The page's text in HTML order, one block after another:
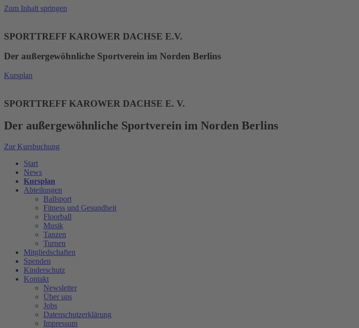
Zum Inhalt springen
SPORTTREFF KAROWER DACHSE E.V.
Der außergewöhnliche Sportverein im Norden Berlins
Kursplan
SPORTTREFF KAROWER DACHSE E. V.
Der außergewöhnliche Sportverein im Norden Berlins
Zur Kursbuchung
Start
News
Kursplan
Abteilungen
Ballsport
Fitness und Gesundheit
Floorball
Musik
Tanzen
Turnen
Mitgliedschaften
Spenden
Kinderschutz
Kontakt
Newsletter
Über uns
Jobs
Datenschutzerklärung
Impressum